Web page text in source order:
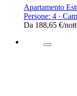
Apartamento
Persone: 4 ·
Da 188,65 €/